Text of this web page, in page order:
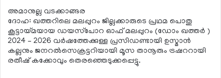
അമാനുല്ല വടക്കാങ്ങര
ദോഹ: ഖത്തറിലെ മലപ്പുറം ജില്ലക്കാരുടെ പ്രഥമ പൊതു
കൂട്ടായ്മയായ ഡയസ്‌പോറ ഓഫ് മലപ്പുറം (ഡോം ഖത്തര്‍ )
2024 – 2026 വര്‍ഷത്തേക്കുള്ള പ്രസിഡണ്ടായി ഉസ്മാന്‍
കല്ലനും ജനറല്‍സെക്രട്ടറിയായി മൂസ താനൂരും ട്രഷററായി
രതീഷ് കക്കോവും തെരഞ്ഞെടുക്കപ്പെട്ടു.